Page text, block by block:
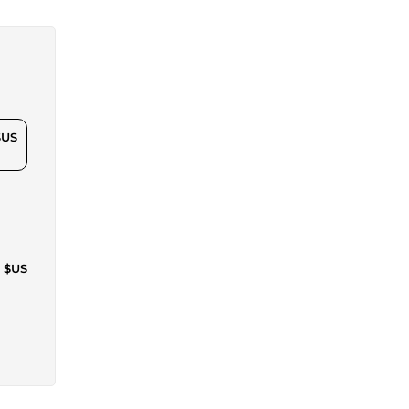
$US